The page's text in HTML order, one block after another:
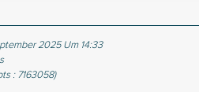
2025 Um 14:33
: 7163058)